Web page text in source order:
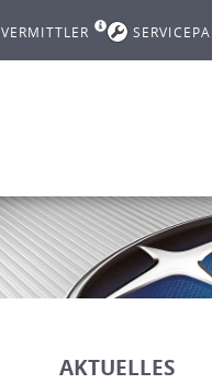
VERMITTLER
AKTUELLES